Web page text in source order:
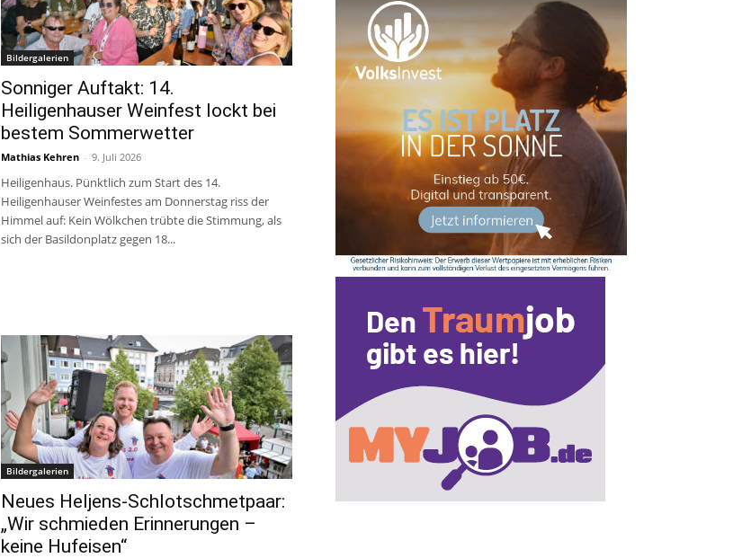
Bildergalerien
Sonniger Auftakt: 14.
Heiligenhauser Weinfest lockt bei
bestem Sommerwetter
Mathias Kehren - 9. Juli 2026
Heiligenhaus. Pünktlich zum Start des 14.
Heiligenhauser Weinfestes am Donnerstag riss der
Himmel auf: Kein Wölkchen trübte die Stimmung, als
sich der Basildonplatz gegen 18...
Bildergalerien
Neues Heljens-Schlotschmetpaar:
„Wir schmieden Erinnerungen –
keine Hufeisen“